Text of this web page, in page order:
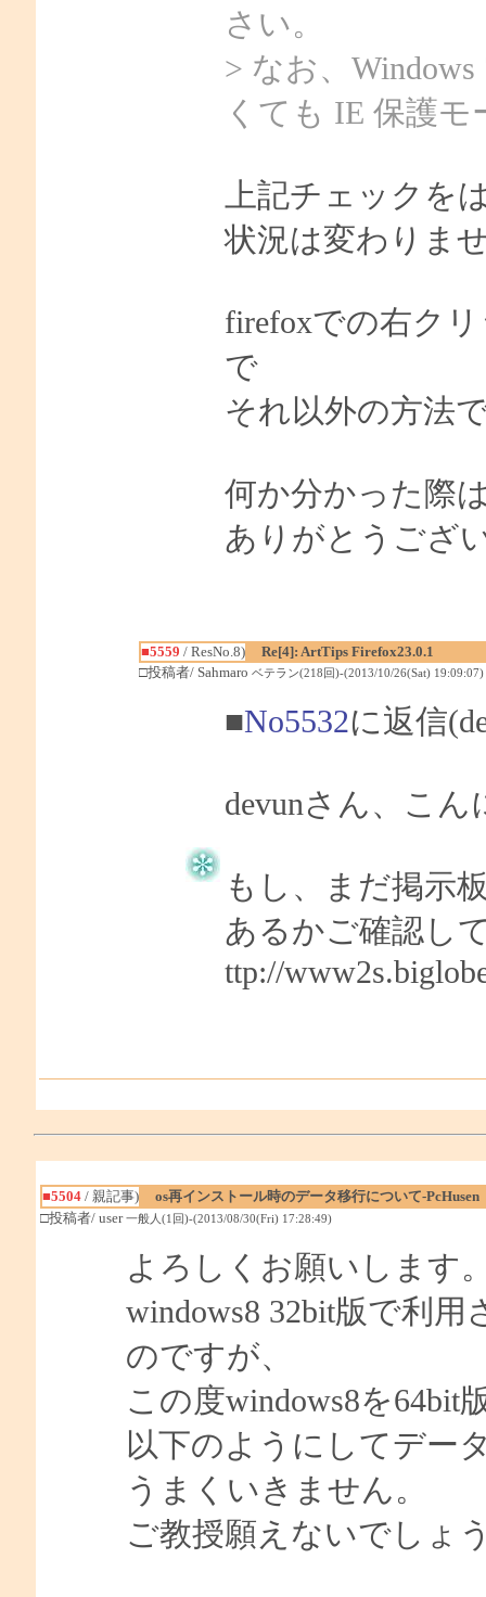
さい。
> なお、
くても IE 保護
上記チェックを
状況は変わりま
firefoxでの右ク
で
それ以外の方法
何か分かった際
ありがとうござ
■5559 / ResNo.8)
Re[4]: ArtTips Firefox23.0.1
□投稿者/ Sahmaro ベテラン(218回)-(2013/10/26(Sat) 19:09:07)
■No5532に返信
devunさん、こん
もし、まだ掲示
あるかご確認し
ttp://
■5504/ 親記事)
os再インストール時のデータ移行について-PcHusen
□投稿者/ user一般人(1回)-(2013/08/30(Fri) 17:28:49)
よろしくお願いします
windows8 32bit版で利
のですが、
この度windows8を
以下のようにしてデー
うまくいきません。
ご教授願えないでしょ